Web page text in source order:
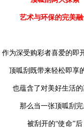
艺术与环保的完美
作为深受购彩者喜爱的即
顶呱刮既带来轻松即享
也蕴含了对美好生活
那么当一张顶呱刮
被刮开的“使命”后